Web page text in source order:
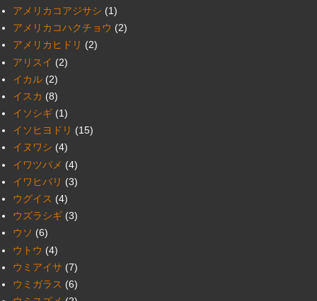
アメリカコアジサシ (1)
アメリカコハクチョウ (2)
アメリカヒドリ (2)
アリスイ (2)
イカル (2)
イスカ (8)
イソシギ (1)
イソヒヨドリ (15)
イヌワシ (4)
イワツバメ (4)
イワヒバリ (3)
ウグイス (4)
ウズラシギ (3)
ウソ (6)
ウトウ (4)
ウミアイサ (7)
ウミガラス (6)